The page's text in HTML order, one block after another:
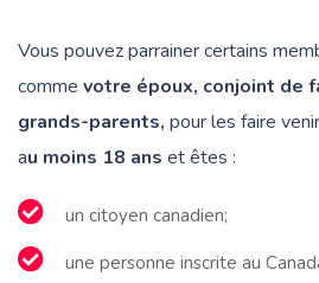
Vous pouvez parrainer certains
comme votre époux, conjoint de
grands-parents, pour les faire
au moins 18 ans et êtes :
un citoyen canadien;
une personne inscrite au